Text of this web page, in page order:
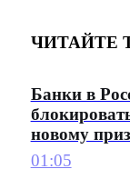
ЧИТАЙТЕ
Банки в
новому
01:05